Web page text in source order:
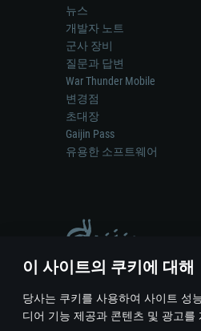
이 사이트의 쿠키에 대해
당사는 쿠키를 사용하여 사이트 성
디어 기능 제공과 콘텐츠 및 광고를
뉴스
개발자 노트
군사 장비
질문과 답변
War Thunder Mobile
변경점
초대장
Gaijin Pass
유용한 소프트웨어
게임 에서 어떠한 현실의
© 2011—2026 Gaijin Games
이용 약관